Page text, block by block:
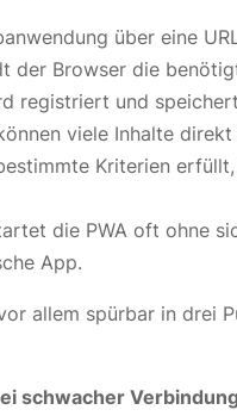
über eine
der Browser die
registriert und
viele Inhalte
Kriterien
die PWA oft ohne
App.
allem spürbar in drei
schwacher